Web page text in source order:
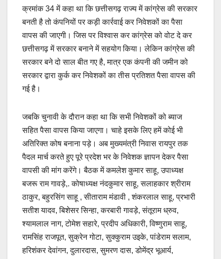
क्रमांक 34 में कहा था कि छत्तीसगढ़ राज्य में कांग्रेस की सरकार
बनती है तो कंपनियों पर कड़ी कार्रवाई कर निवेशकों का पैसा
वापस की जाएगी। जिस पर विश्वास कर कांग्रेस को वोट दे कर
छत्तीसगढ़ में सरकार बनाने में सहयोग किया। लेकिन कांग्रेस की
सरकार बने दो साल बीत गए है, मात्र एक कंपनी की जमीन को
सरकार द्वारा कुर्क कर निवेशकों का तीस प्रतिशत पैसा वापस की
गई है।
जबकि चुनावी के दौरान कहा था कि सभी निवेशकों को ब्याज
सहित पैसा वापस किया जाएगा। चाहे इसके लिए हमें कोई भी
अतिरिक्त कोष बनाना पड़े। अब मुख्यमंत्री निवास रायपुर तक
पैदल मार्च करते हुए पूरे प्रदेश भर के निवेशक ज्ञापन देकर पैसा
वापसी की मांग करेंगे। बैठक में कमलेश कुमार साहू, उपाध्यक्ष
बजरू राम गावड़े,. कोषाध्यक्ष नंदकुमार साहू, सलाहकार श्रीराम
ठाकुर, बहुरसिंग साहू , सीताराम मंडावी , शंकरलाल साहू, प्रभारी
सतीश यादव, बिशेसर सिन्हा, करबारी गावड़े, संतूराम ध्रुव,
श्यामलाल नाग, टोमेश सहारे, प्रदीप अधिकारी, विष्णुराम साहू,
रामसिंह राजपूत, सुक्रेन गोटा, सुक्कुराम उइके, पांडेराम सलाम,
हरिशंकर देवांगन, दुलारदास, सुमरण दास, डोमेंद्र भूआर्य,